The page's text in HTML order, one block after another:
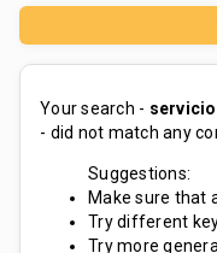
Your search -
- did not match any
Suggestions:
Make sure that
Try different
Try more